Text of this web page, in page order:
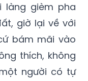
làng gièm pha
giờ lại về với
bám mãi vào
thích, không
người có tự